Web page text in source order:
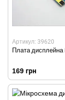
Артикул: 39620
Плата дисплейна
169 грн